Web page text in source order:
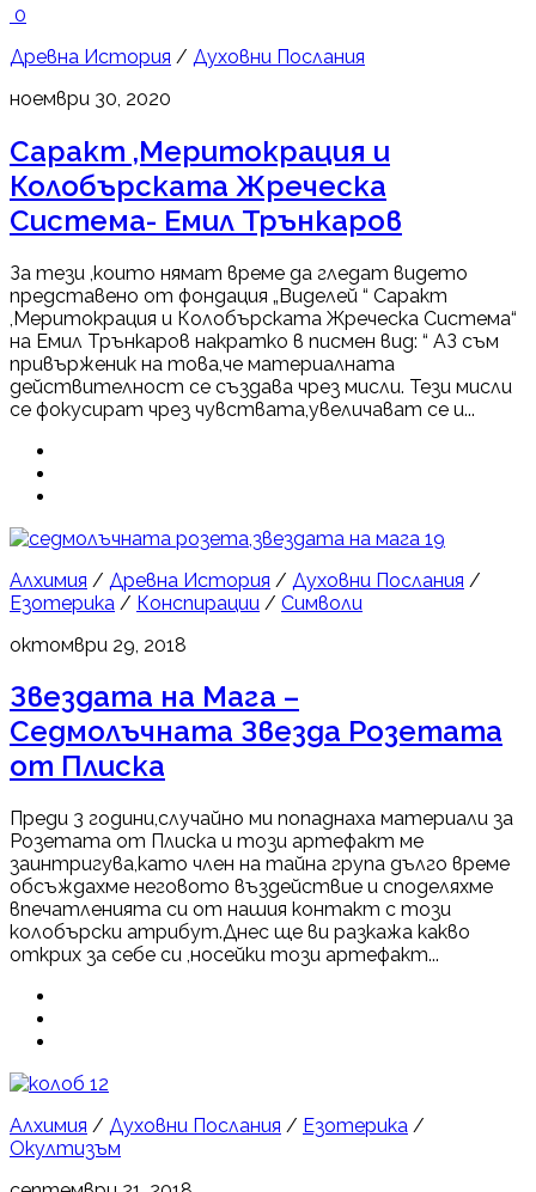
0
Древна История / Духовни Послания
ноември 30, 2020
Саракт ,Меритокрация и
Колобърската Жреческа
Система- Емил Трънкаров
За тези ,които нямат време да гледат видето
представено от фондация „Виделей “ Саракт
,Меритокрация и Колобърската Жреческа Система“
на Емил Трънкаров накратко в писмен вид: “ АЗ съм
привърженик на това,че материалната
действителност се създава чрез мисли. Тези мисли
се фокусират чрез чувствата,увеличават се и...
19
Алхимия / Древна История / Духовни Послания /
Езотерика / Конспирации / Символи
октомври 29, 2018
Звездата на Мага –
Седмолъчната Звезда Розетата
от Плиска
Преди 3 години,случайно ми попаднаха материали за
Розетата от Плиска и този артефакт ме
заинтригува,като член на тайна група дълго време
обсъждахме неговото въздействие и споделяхме
впечатленията си от нашия контакт с този
колобърски атрибут.Днес ще ви разкажа какво
открих за себе си ,носейки този артефакт...
12
Алхимия / Духовни Послания / Езотерика /
Окултизъм